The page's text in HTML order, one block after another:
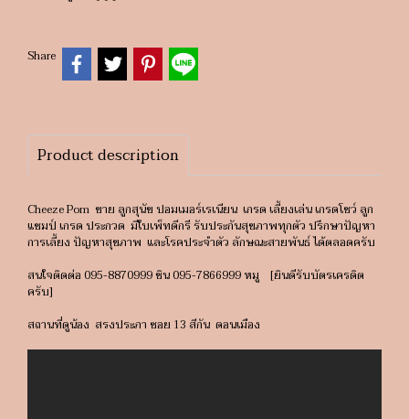
Share
Product description
Cheeze Pom ขาย ลูกสุนัข ปอมเมอร์เรเนียน เกรด เลี้ยงเล่น เกรดโชว์ ลูก
แชมป์ เกรด ประกวด มีใบเพ็ทดีกรี รับประกันสุขภาพทุกตัว ปรึกษาปัญหา
การเลี้ยง ปัญหาสุขภาพ และโรคประจำตัว ลักษณะสายพันธ์ ได้ตลอดครับ
สนใจติดต่อ 095-8870999 ชิน 095-7866999 หมู [ยินดีรับบัตรเครดิต
ครับ]
สถานที่ดูน้อง สรงประภา ซอย 13 สีกัน ดอนเมือง